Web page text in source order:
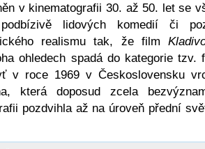
v kinematografii 30. až 50. let se
lidových komedií či
realismu tak, že film
ohledech spadá do kategorie tzv.
v roce 1969 v Československu
která doposud zcela
pozdvihla až na úroveň přední